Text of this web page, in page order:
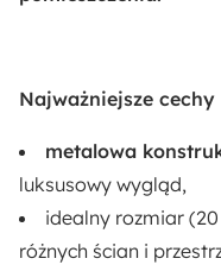
Akcja specjalna:
Nowość
Stopień ochrony
IP20
Najważniejsze
metalowa
luksusowy wygląd,
idealny rozmiar
różnych ścian i